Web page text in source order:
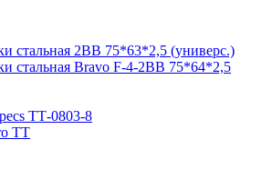
стальная 2ВВ 75*63*2,5 (универс.)
стальная Bravo F-4-2BB 75*64*2,5
ТТ-0803-8
TT